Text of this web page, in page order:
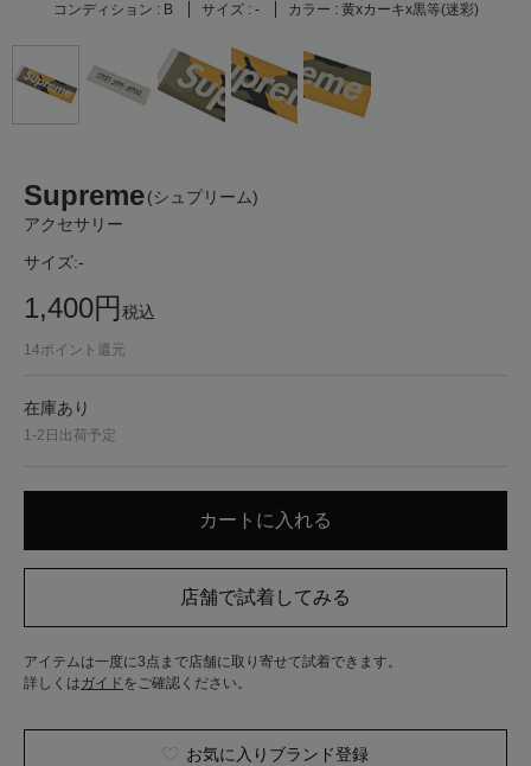
コンディション : B サイズ : - カラー : 黄xカーキx黒等(迷彩)
Supreme(シュプリーム)
アクセサリー
サイズ:-
1,400円税込
14ポイント還元
在庫あり
1-2日出荷予定
アイテムは一度に3点まで店舗に取り寄せて試着できます。
詳しくはガイド をご確認ください。
お気に入りブランド登録